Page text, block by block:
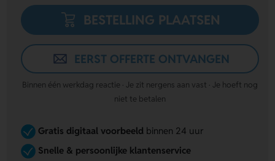
BESTELLING PLAATSEN
EERST OFFERTE ONTVANGEN
Binnen één werkdag reactie · Je zit nergens aan vast · Je hoeft nog
niet te betalen
Gratis digitaal voorbeeld binnen 24 uur
Snelle & persoonlijke klantenservice